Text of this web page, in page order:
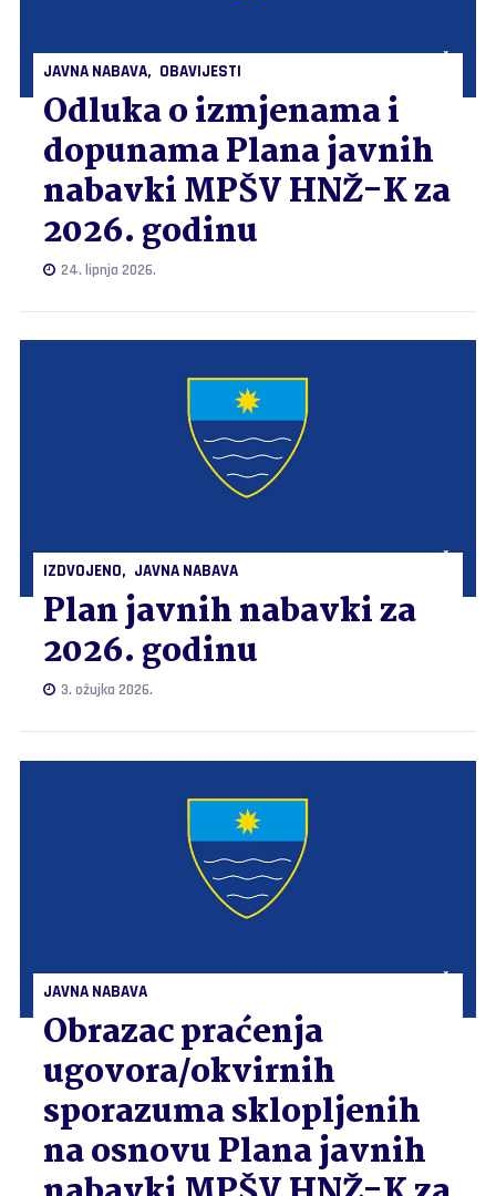
JAVNA NABAVA OBAVIJESTI
Odluka o izmjenama i
dopunama Plana javnih
nabavki MPŠV HNŽ-K za
2026. godinu
24. lipnja 2026.
IZDVOJENO JAVNA NABAVA
Plan javnih nabavki za
2026. godinu
3. ožujka 2026.
JAVNA NABAVA
Obrazac praćenja
ugovora/okvirnih
sporazuma sklopljenih
na osnovu Plana javnih